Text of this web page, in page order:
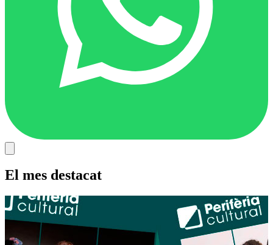
El mes destacat